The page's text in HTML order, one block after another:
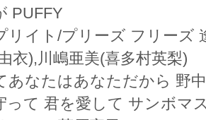
PUFFY
リイト/プリーズ フリーズ
衣),川嶋亜美(喜多村英梨)
あなたはあなただから 野
って 君を愛して サンボマ